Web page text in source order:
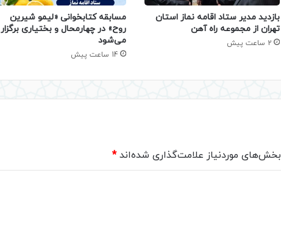
بازدید مدیر ستاد اقامه نماز استان
تهران از مجموعه راه آهن
2 ساعت پیش
مسابقه کتابخوانی «لیمو شیرین
روح» در چهارمحال و بختیاری برگزار
می‌شود
14 ساعت پیش
بخش‌های موردنیاز علامت‌گذاری شده‌اند*